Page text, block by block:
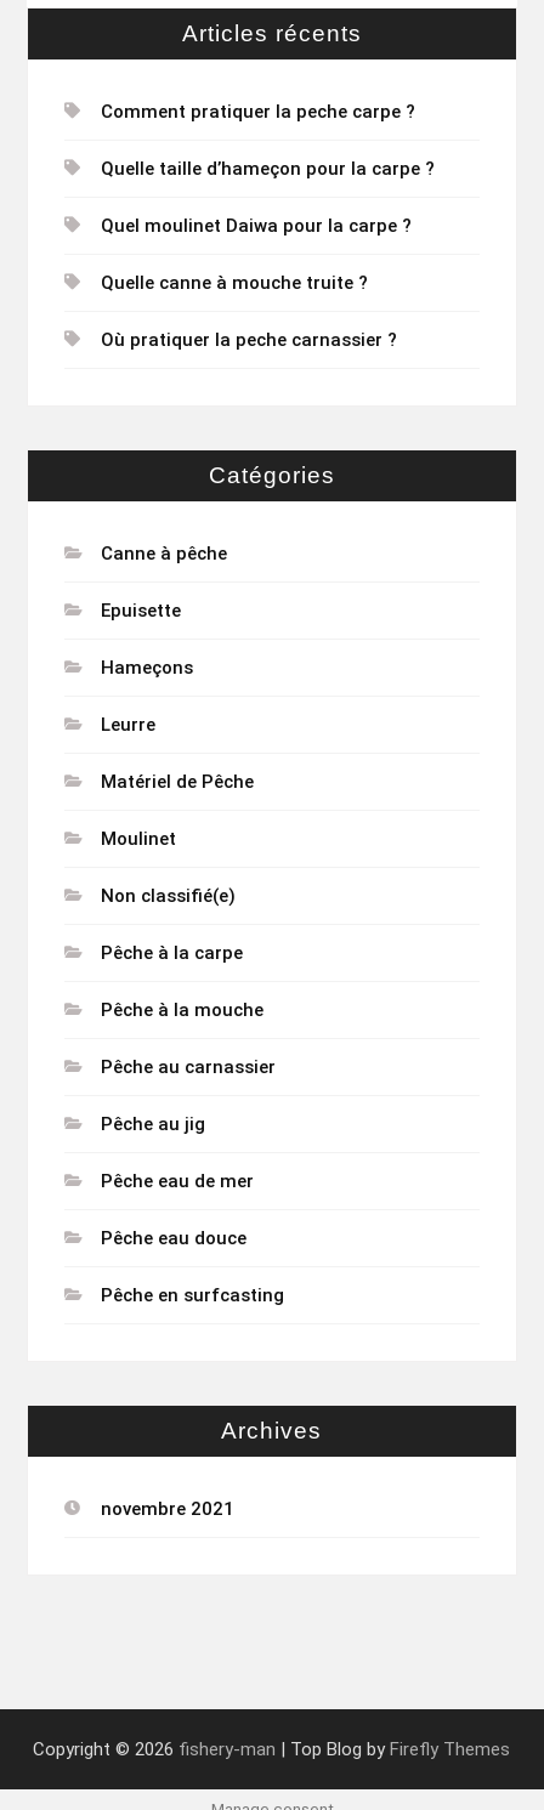
Articles récents
Comment pratiquer la peche carpe ?
Quelle taille d’hameçon pour la carpe ?
Quel moulinet Daiwa pour la carpe ?
Quelle canne à mouche truite ?
Où pratiquer la peche carnassier ?
Catégories
Canne à pêche
Epuisette
Hameçons
Leurre
Matériel de Pêche
Moulinet
Non classifié(e)
Pêche à la carpe
Pêche à la mouche
Pêche au carnassier
Pêche au jig
Pêche eau de mer
Pêche eau douce
Pêche en surfcasting
Archives
novembre 2021
Copyright © 2026 fishery-man | Top Blog byFirefly Themes